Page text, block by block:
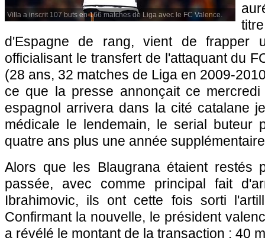
Villa a inscrit 107 buts en 166 matches de Liga avec le FC Valence.
d'Espagne de rang, vient de frapper
officialisant le transfert de l'attaquant du
(28 ans, 32 matches de Liga en 2009-
ce que la presse annonçait ce mercredi
espagnol arrivera dans la cité catalane
médicale le lendemain, le serial buteur
quatre ans plus une année
Alors que les Blaugrana étaient restés
passée, avec comme principal fait
Ibrahimovic, ils ont cette fois sorti
Confirmant la nouvelle, le président
a révélé le montant de la transaction : 40